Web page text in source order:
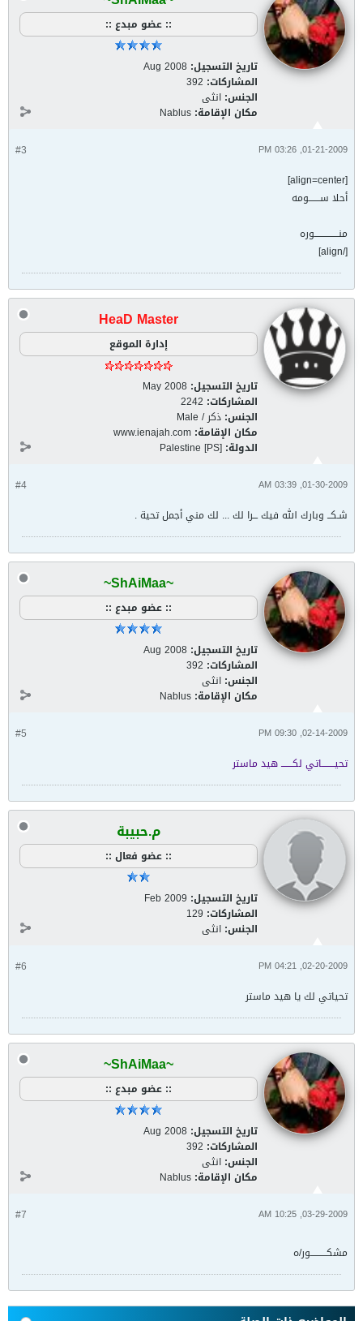
:: عضو مبدع ::
تاريخ التسجيل: Aug 2008
المشاركات: 392
الجنس: انثى
مكان الإقامة: Nablus
#3 01-21-2009, 03:26 PM
[align=center]
أحلا ســـــــومه
منـــــــــــــــوره
[/align]
HeaD Master
إدارة الموقع
تاريخ التسجيل: May 2008
المشاركات: 2242
الجنس: ذكر / Male
مكان الإقامة: www.ienajah.com
الدولة: Palestine [PS]
#4 01-30-2009, 03:39 AM
شـكــ وبارك الله فيك ـــرا لك ... لك مني أجمل تحية .
~ShAiMaa~
:: عضو مبدع ::
تاريخ التسجيل: Aug 2008
المشاركات: 392
الجنس: انثى
مكان الإقامة: Nablus
#5 02-14-2009, 09:30 PM
تحيــــــــاتي لكـــــــ هيد ماستر
م.حبيبة
:: عضو فعال ::
تاريخ التسجيل: Feb 2009
المشاركات: 129
الجنس: انثى
#6 02-20-2009, 04:21 PM
تحياتي لك يا هيد ماستر
~ShAiMaa~
:: عضو مبدع ::
تاريخ التسجيل: Aug 2008
المشاركات: 392
الجنس: انثى
مكان الإقامة: Nablus
#7 03-29-2009, 10:25 AM
مشكــــــــــور/ه